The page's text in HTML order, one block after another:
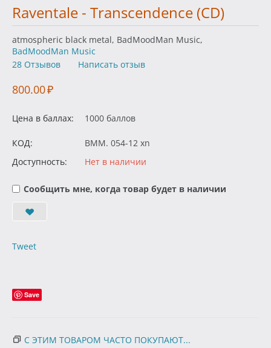
Raventale - Transcendence (CD)
atmospheric black metal, BadMoodMan Music,
BadMoodMan Music
28 Отзывов
Написать отзыв
800.00₽
Цена в баллах: 1000 баллов
КОД:
BMM. 054-12 xn
Доступность:
Нет в наличии
Сообщить мне, когда товар будет в наличии
Tweet
Save
С ЭТИМ ТОВАРОМ ЧАСТО ПОКУПАЮТ...